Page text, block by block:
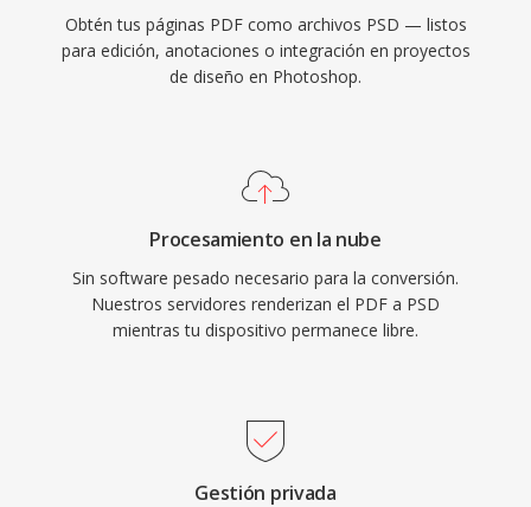
Obtén tus páginas PDF como archivos PSD — listos
para edición, anotaciones o integración en proyectos
de diseño en Photoshop.
Procesamiento en la nube
Sin software pesado necesario para la conversión.
Nuestros servidores renderizan el PDF a PSD
mientras tu dispositivo permanece libre.
Gestión privada